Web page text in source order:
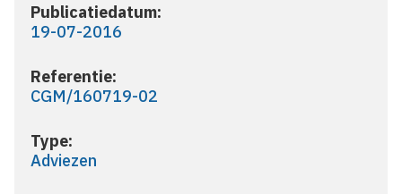
Publicatiedatum:
19-07-2016
Referentie:
CGM/160719-02
Type:
Adviezen